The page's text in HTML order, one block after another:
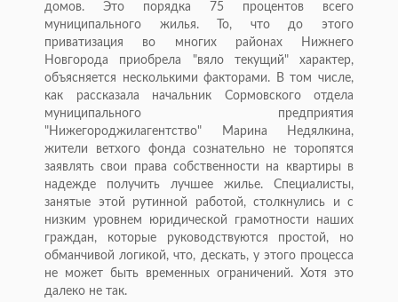
домов. Это порядка 75 процентов всего
муниципального жилья. То, что до этого
приватизация во многих районах Нижнего
Новгорода приобрела "вяло текущий" характер,
объясняется несколькими факторами. В том числе,
как рассказала начальник Сормовского отдела
муниципального предприятия
"Нижегороджилагентство" Марина Недялкина,
жители ветхого фонда сознательно не торопятся
заявлять свои права собственности на квартиры в
надежде получить лучшее жилье. Специалисты,
занятые этой рутинной работой, столкнулись и с
низким уровнем юридической грамотности наших
граждан, которые руководствуются простой, но
обманчивой логикой, что, дескать, у этого процесса
не может быть временных ограничений. Хотя это
далеко не так.